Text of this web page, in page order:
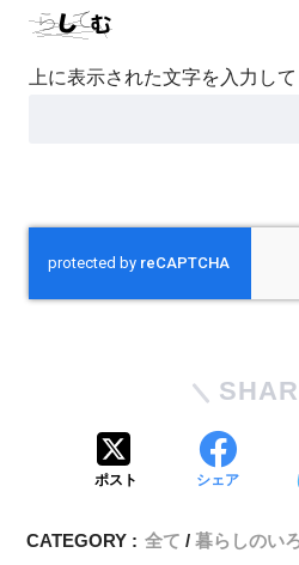
上に表示された文字を入力して
ポスト シェア
CATEGORY : 全て
暮らしのい